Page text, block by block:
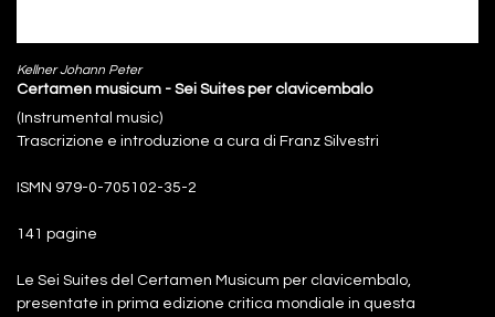
Kellner Johann Peter
Certamen musicum - Sei Suites per clavicembalo
(Instrumental music)
Trascrizione e introduzione a cura di Franz Silvestri
ISMN 979-0-705102-35-2
141 pagine
Le Sei Suites del Certamen Musicum per clavicembalo,
presentate in prima edizione critica mondiale in questa